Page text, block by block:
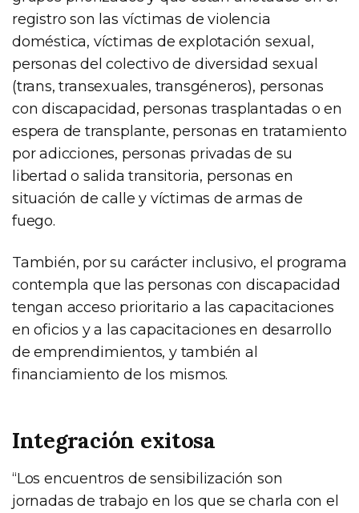
registro son las víctimas de violencia
doméstica, víctimas de explotación sexual,
personas del colectivo de diversidad sexual
(trans, transexuales, transgéneros), personas
con discapacidad, personas trasplantadas o en
espera de transplante, personas en tratamiento
por adicciones, personas privadas de su
libertad o salida transitoria, personas en
situación de calle y víctimas de armas de
fuego.
También, por su carácter inclusivo, el programa
contempla que las personas con discapacidad
tengan acceso prioritario a las capacitaciones
en oficios y a las capacitaciones en desarrollo
de emprendimientos, y también al
financiamiento de los mismos.
Integración exitosa
“Los encuentros de sensibilización son
jornadas de trabajo en los que se charla con el